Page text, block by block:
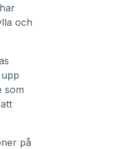
och
som
på